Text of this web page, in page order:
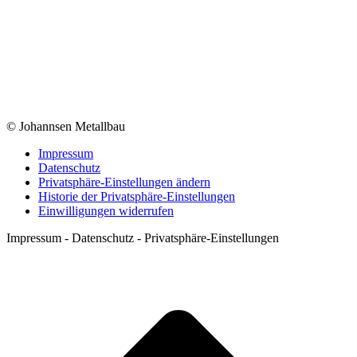
© Johannsen Metallbau
Impressum
Datenschutz
Privatsphäre-Einstellungen ändern
Historie der Privatsphäre-Einstellungen
Einwilligungen widerrufen
Impressum - Datenschutz - Privatsphäre-Einstellungen